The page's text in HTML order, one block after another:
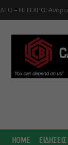
Βοιωτία: Αναστολή
HOME ΕΙΔΗΣΕΙΣ